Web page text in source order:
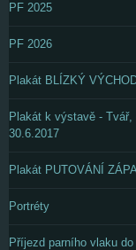
PF 2025
PF 2026
Plakát BLÍZKÝ
Plakát k výstavě -
30.6.2017
Plakát PUTOVÁNÍ
Portréty
Příjezd parního vlaku